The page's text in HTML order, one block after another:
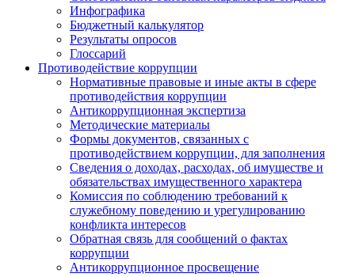
Инфографика
Бюджетный калькулятор
Результаты опросов
Глоссарий
Противодействие коррупции
Нормативные правовые и иные акты в сфере
противодействия коррупции
Антикоррупционная экспертиза
Методические материалы
Формы документов, связанных с
противодействием коррупции, для заполнения
Сведения о доходах, расходах, об имуществе и
обязательствах имущественного характера
Комиссия по соблюдению требований к
служебному поведению и урегулированию
конфликта интересов
Обратная связь для сообщений о фактах
коррупции
Антикоррупционное просвещение